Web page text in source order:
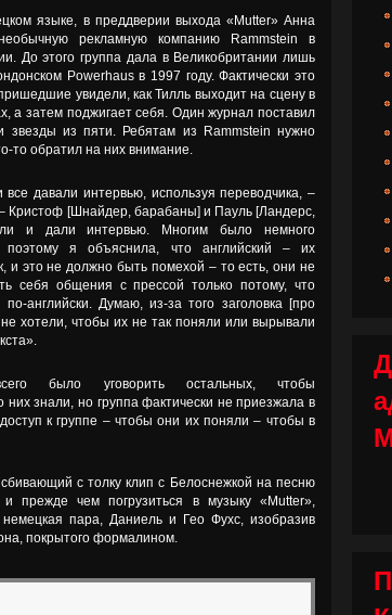
языке, в преддверии выхода «Mutter» Анна
рекламную компанию Rammstein в
До этого группа дала в Великобритании лишь
Powerhaus в 1997 году. Фактически это
увидели, как Тилль выходит на сцену в
а затем поджигает себя. Один журнал поставил
звезды из пяти. Ребятам из Rammstein нужно
то обратил на них внимание.
давали интервью, используя переводчика, –
Кристоф [Шнайдер, барабаны] и Пауль [Ландерс,
и дали интервью. Многим было немного
поэтому я объяснила, что английский – их
и это не должно быть помехой – то есть, они не
себя общения с прессой только потому, что
по-английски. Думаю, из-за того заголовка [про
хотели, чтобы их не так поняли или вырывали
было уговорить остальных, чтобы
знали, но группа фактически не приезжала в
к группе – чтобы они их поняли – чтобы в
с толку клип с Белоснежкой на песню
прежде чем погрузиться в музыку «Mutter»,
пара, Даниель и Гео Фухс, изобразив
покрытого формалином.